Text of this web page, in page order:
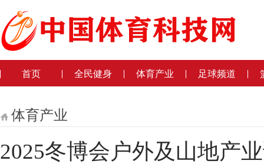
首页 全民健身 体育产业 足球频道
体育产业
2025冬博会户外及山地产